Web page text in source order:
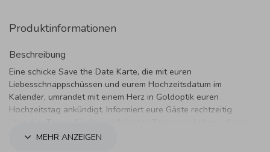
Produktinformationen
Beschreibung
Eine schicke Save the Date Karte, die mit euren
Liebesschnappschüssen und eurem Hochzeitsdatum im
Kalender, umrandet mit einem Herz in Goldoptik euren
Hochzeitstag ankündigt. Informiert eure Gäste rechtzeitig
sie ihn reservieren können.
MEHR ANZEIGEN